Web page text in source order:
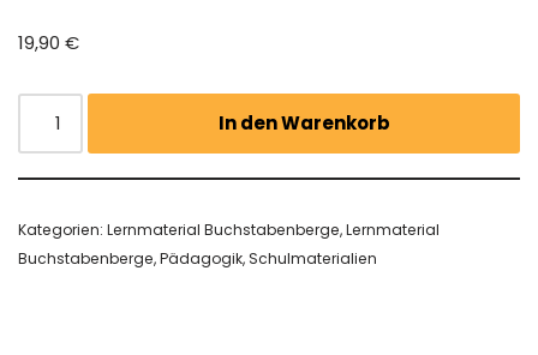
19,90 €
In den Warenkorb
Kategorien: Lernmaterial Buchstabenberge,Lernmaterial
Buchstabenberge,Pädagogik,Schulmaterialien